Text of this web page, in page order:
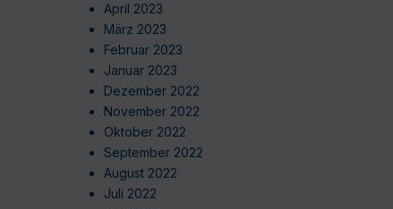
April 2023
März 2023
Februar 2023
Januar 2023
Dezember 2022
November 2022
Oktober 2022
September 2022
August 2022
Juli 2022